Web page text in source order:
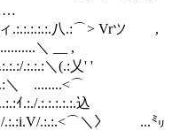
八.:⌒> Vrツ ,
＼ __ ,
.:.:.:＼(.:乂' '
＼ ........<⌒
込
.:.:.<⌒＼〉 ...㍉